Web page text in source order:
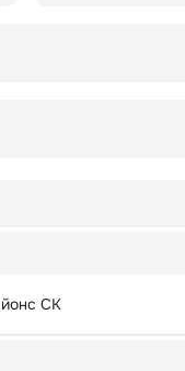
СК